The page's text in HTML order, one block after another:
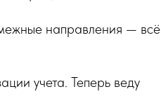
направления — всё
учета. Теперь веду